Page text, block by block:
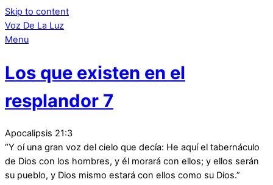
Skip to content
Voz De La Luz
Menu
Los que existen en el
resplandor 7
Apocalipsis 21:3
“Y oí una gran voz del cielo que decía: He aquí el tabernáculo
de Dios con los hombres, y él morará con ellos; y ellos serán
su pueblo, y Dios mismo estará con ellos como su Dios.”